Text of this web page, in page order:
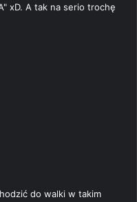
xD. A tak na serio trochę
do walki w takim